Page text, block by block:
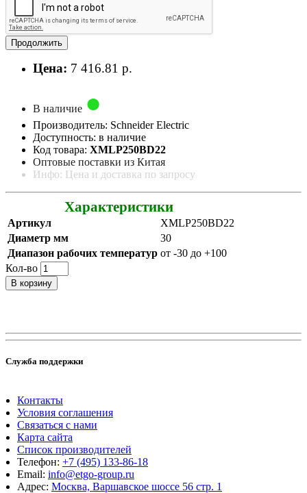
Продолжить
Цена: 7 416.81 р.
В наличие
Производитель: Schneider Electric
Доступность: в наличие
Код товара: XMLP250BD22
Оптовые поставки из Китая
Инфо: Цена и доставка по запросу
Характеристики
Артикул
XMLP250BD22
Диаметр мм
30
Диапазон рабочих температур от -30 до +100
Кол-во
В корзину
Служба поддержки
Контакты
Условия соглашения
Связаться с нами
Карта сайта
Список производителей
Телефон: +7 (495) 133-86-18
Email: info@etgo-group.ru
Адрес: Москва, Варшавское шоссе 56 стр. 1